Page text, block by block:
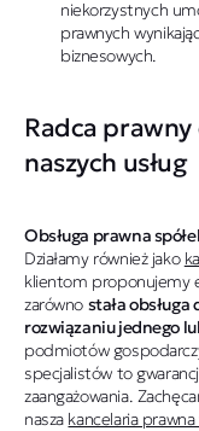
niekorzystnych
prawnych
biznesowych.
Radca
naszych usług
Obsługa prawna
Działamy również jako
klientom proponujemy
zarówno stała
rozwiązaniu jednego
podmiotów
specjalistów to
zaangażowania.
nasza kancelaria